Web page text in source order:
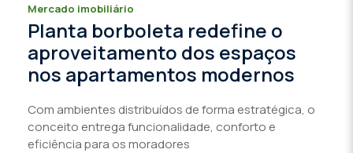
Mercado imobiliário
Planta borboleta redefine o
aproveitamento dos espaços
nos apartamentos modernos
Com ambientes distribuídos de forma estratégica, o
conceito entrega funcionalidade, conforto e
eficiência para os moradores